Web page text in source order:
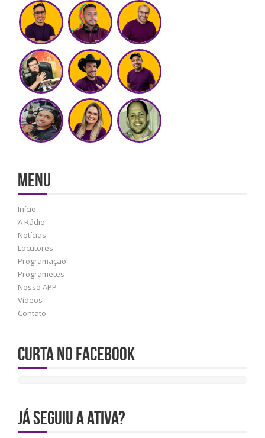
MENU
Início
A Rádio
Notícias
Locutores
Programação
Programetes
Nosso APP
Vídeos
Contato
Curta no Facebook
JÁ SEGUIU A ATIVA?